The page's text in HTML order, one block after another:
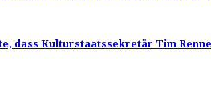
dass Kulturstaatssekretär Tim